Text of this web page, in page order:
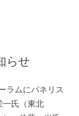
らせ
ラムにパネリス
一氏（東北